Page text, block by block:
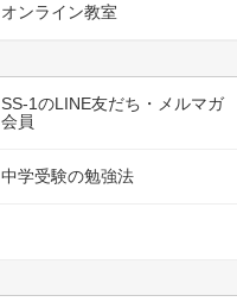
オンライン教室
SS-1のLINE友だち・メルマガ
会員
中学受験の勉強法